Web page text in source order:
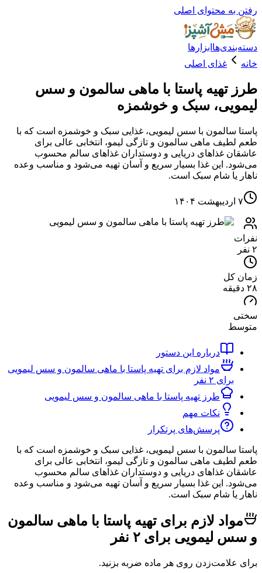
محتوای اصلی
ابزارها
غذای اصلی
پاستا با ماهی سالمون و سس
سبک و خوشمزه
سالمون با سس لیمویی، غذایی سبک و خوشمزه است که با
ماهی سالمون و تازگی لیمو، انتخابی عالی برای
غذاهای دریایی و دوستداران غذاهای سالم محسوب
این غذا بسیار سریع و آسان تهیه می‌شود و مناسب وعده
یا شام سبک است.
درباره این دستور
مواد لازم برای تهیه پاستا با ماهی سالمون و سس لیمویی
طرز تهیه پاستا با ماهی سالمون و سس لیمویی
نکات مهم
پرسش‌های پرتکرار
سالمون با سس لیمویی، غذایی سبک و خوشمزه است که با
ماهی سالمون و تازگی لیمو، انتخابی عالی برای
غذاهای دریایی و دوستداران غذاهای سالم محسوب
این غذا بسیار سریع و آسان تهیه می‌شود و مناسب وعده
یا شام سبک است.
لازم برای تهیه پاستا با ماهی سالمون
برای ۲ نفر
روی هر ماده ضربه بزنید.